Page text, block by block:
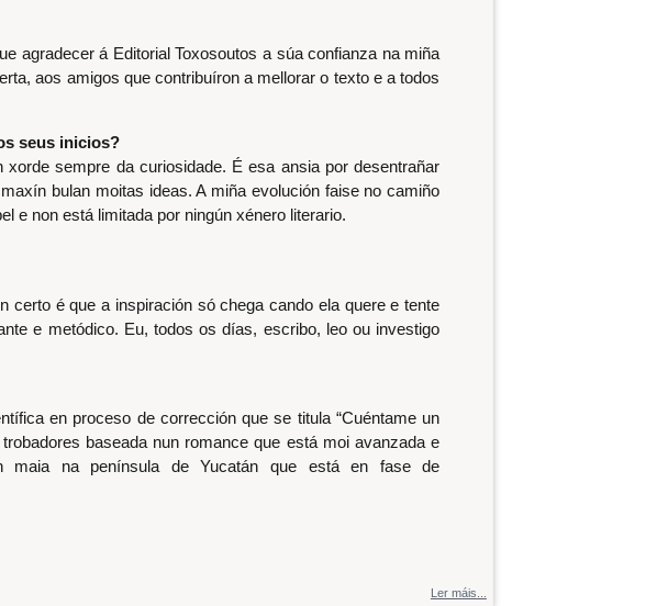
agradecer á Editorial Toxosoutos a súa confianza na miña
aos amigos que contribuíron a mellorar o texto e a todos
seus inicios?
sempre da curiosidade. É esa ansia por desentrañar
bulan moitas ideas. A miña evolución faise no camiño
e non está limitada por ningún xénero literario.
certo é que a inspiración só chega cando ela quere e tente
e metódico. Eu, todos os días, escribo, leo ou investigo
en proceso de corrección que se titula “Cuéntame un
baseada nun romance que está moi avanzada e
maia na península de Yucatán que está en fase de
Ler máis...